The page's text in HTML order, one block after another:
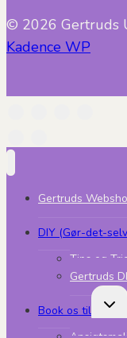
© 2026 Gertruds
Kadence WP
Gertruds
DIY (Gør-det-
Tips og
Gertruds
Book os til
Skift